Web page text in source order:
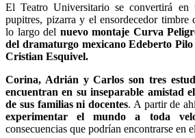
El Teatro Universitario se convertirá en
pupitres, pizarra y el ensordecedor timbre
lo largo del nuevo montaje Curva
del dramaturgo mexicano Edeberto
Cristian Esquivel.
Corina, Adrián y Carlos son tres
encuentran en su inseparable amistad
de sus familias ni docentes. A partir de
experimentar el mundo a toda
consecuencias que podrían encontrarse en